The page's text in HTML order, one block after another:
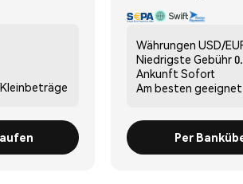
Währungen USD/
Niedrigste Gebühr
Ankunft Sofort
Am besten
Per